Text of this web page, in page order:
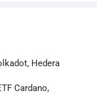
Hedera
Cardano,